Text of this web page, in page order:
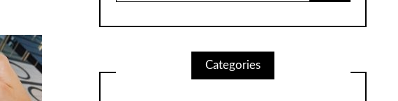
Categories